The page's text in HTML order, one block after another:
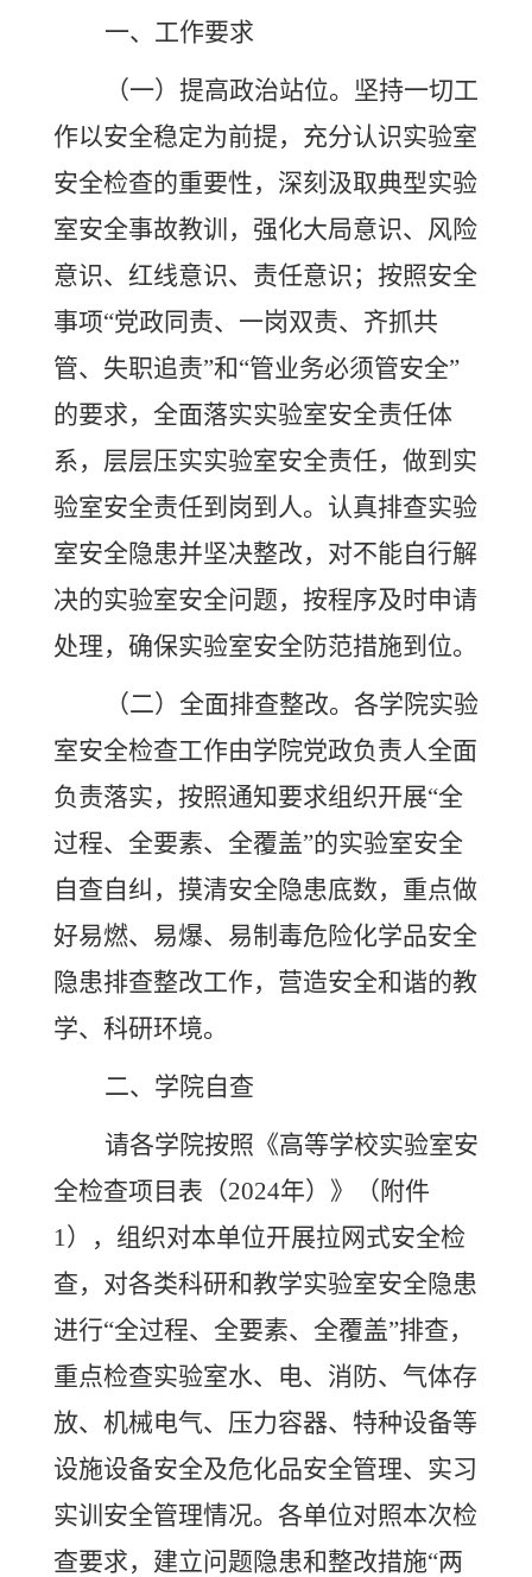
一、工作要求
（一） 提高政治站位。 坚持一切工
作以安全稳定为前提，充分认识实验室
安全检查的重要性，深刻汲取典型实验
室安全事故教训，强化大局意识、风险
意识、红线意识、责任意识；按照安全
事项“党政同责、一岗双责、齐抓共
管、失职追责”和“管业务必须管安全”
的要求，全面落实实验室安全责任体
系，层层压实实验室安全责任，做到实
验室安全责任到岗到人。认真排查实验
室安全隐患并坚决整改，对不能自行解
决的实验室安全问题，按程序及时申请
处理，确保实验室安全防范措施到位。
（二） 全面排查整改。 各学院实验
室安全检查工作由学院党政负责人全面
负责落实，按照通知要求组织开展“全
过程、全要素、全覆盖”的实验室安全
自查自纠，摸清安全隐患底数，重点做
好易燃、易爆、易制毒危险化学品安全
隐患排查整改工作，营造安全和谐的教
学、科研环境。
二、 学院自查
请各学院按照《高等学校实验室安
全检查项目表（2024年）》（附件
1），组织对本单位开展拉网式安全检
查，对各类科研和教学实验室安全隐患
进行“全过程、全要素、全覆盖”排查，
重点检查实验室水、电、消防、气体存
放、机械电气、压力容器、特种设备等
设施设备安全及危化品安全管理、实习
实训安全管理情况。各单位对照本次检
查要求，建立问题隐患和整改措施“两